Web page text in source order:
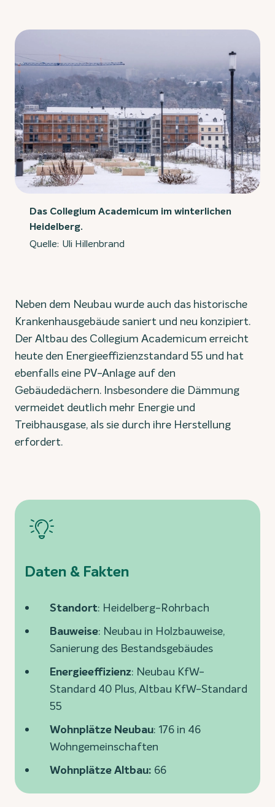
Das Collegium Academicum im winterlichen
Heidelberg.
Quelle: Uli Hillenbrand
Neben dem Neubau wurde auch das historische
Krankenhausgebäude saniert und neu konzipiert.
Der Altbau des Collegium Academicum erreicht
heute den Energieeffizienzstandard 55 und hat
ebenfalls eine PV-Anlage auf den
Gebäudedächern. Insbesondere die Dämmung
vermeidet deutlich mehr Energie und
Treibhausgase, als sie durch ihre Herstellung
erfordert.
Daten & Fakten
Standort: Heidelberg-Rohrbach
Bauweise: Neubau in Holzbauweise,
Sanierung des Bestandsgebäudes
Energieeffizienz: Neubau KfW-
Standard 40 Plus, Altbau KfW-Standard
55
Wohnplätze Neubau: 176 in 46
Wohngemeinschaften
Wohnplätze Altbau: 66